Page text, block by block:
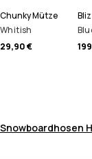
Chunky Mütze
Whitish
29,90 €
Snowboardhosen